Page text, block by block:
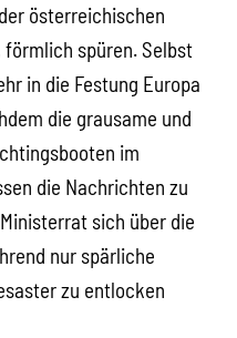
österreichischen
spüren. Selbst
in die Festung Europa
die grausame und
im
die Nachrichten zu
sich über die
nur spärliche
zu entlocken